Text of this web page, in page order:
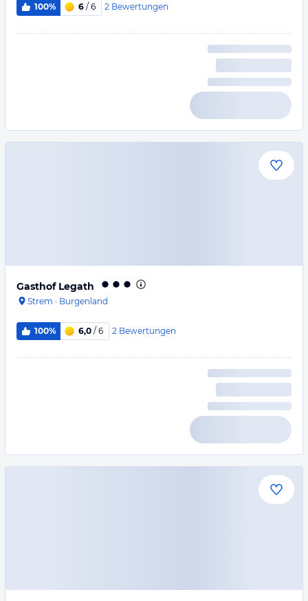
100% 6 / 6 2 Bewertungen
Gasthof Legath
Strem · Burgenland
100% 6,0 / 6 2 Bewertungen